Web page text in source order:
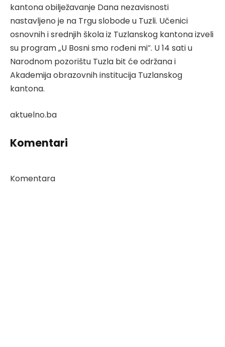
kantona obilježavanje Dana nezavisnosti
nastavljeno je na Trgu slobode u Tuzli. Učenici
osnovnih i srednjih škola iz Tuzlanskog kantona izveli
su program „U Bosni smo rođeni mi“. U 14 sati u
Narodnom pozorištu Tuzla bit će održana i
Akademija obrazovnih institucija Tuzlanskog
kantona.
aktuelno.ba
Komentari
Komentara